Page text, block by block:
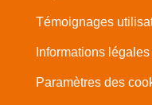
Témoignages
Informations légales
Paramètres des